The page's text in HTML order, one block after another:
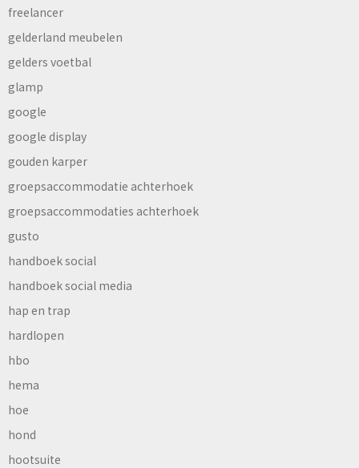
freelancer
gelderland meubelen
gelders voetbal
glamp
google
google display
gouden karper
groepsaccommodatie achterhoek
groepsaccommodaties achterhoek
gusto
handboek social
handboek social media
hap en trap
hardlopen
hbo
hema
hoe
hond
hootsuite